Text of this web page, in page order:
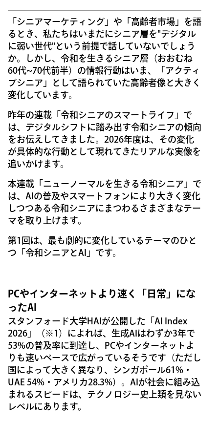
「シニアマーケティング」や「高齢者市場」を語
るとき、私たちはいまだにシニア層を"デジタル
に弱い世代"という前提で話していないでしょう
か。しかし、令和を生きるシニア層（おおむね
60代~70代前半）の情報行動はいま、「アクティ
ブシニア」として語られていた高齢者像と大きく
変化しています。
昨年の連載「令和シニアのスマートライフ」で
は、デジタルシフトに踏み出す令和シニアの傾向
をお伝えしてきました。2026年度は、その変化
が具体的な行動として現れてきたリアルな実像を
追いかけます。
本連載「ニューノーマルを生きる令和シニア」で
は、AIの普及やスマートフォンにより大きく変化
しつつある令和シニアにまつわるさまざまなテー
マを取り上げます。
第1回は、最も劇的に変化しているテーマのひと
つ「令和シニアとAI」です。
PCやインターネットより速く「日常」にな
ったAI
スタンフォード大学HAIが公開した「AI Index
2026」（※1）によれば、生成AIはわずか3年で
53%の普及率に到達し、PCやインターネットよ
りも速いペースで広がっているそうです（ただし
国によって大きく異なり、シンガポール61%・
UAE 54%・アメリカ28.3%）。AIが社会に組み込
まれるスピードは、テクノロジー史上類を見ない
レベルにあります。